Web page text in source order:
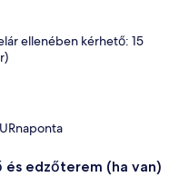
ellenében kérhető: 15
edzőterem (ha van)